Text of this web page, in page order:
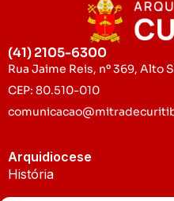
(41) 2105-6300
Rua Jaime Reis, nº 369, Alto
CEP: 80.510-010
Arquidiocese
História